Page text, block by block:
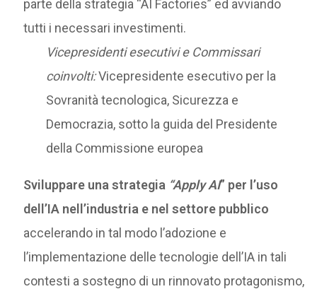
parte della strategia “AI Factories” ed avviando
tutti i necessari investimenti.
Vicepresidenti esecutivi e Commissari
coinvolti:Vicepresidente esecutivo per la
Sovranità tecnologica, Sicurezza e
Democrazia, sotto la guida del Presidente
della Commissione europea
Sviluppare una strategia “Apply AI” per l’uso
dell’IA nell’industria e nel settore pubblico
accelerando in tal modo l’adozione e
l’implementazione delle tecnologie dell’IA in tali
contesti a sostegno di un rinnovato protagonismo,